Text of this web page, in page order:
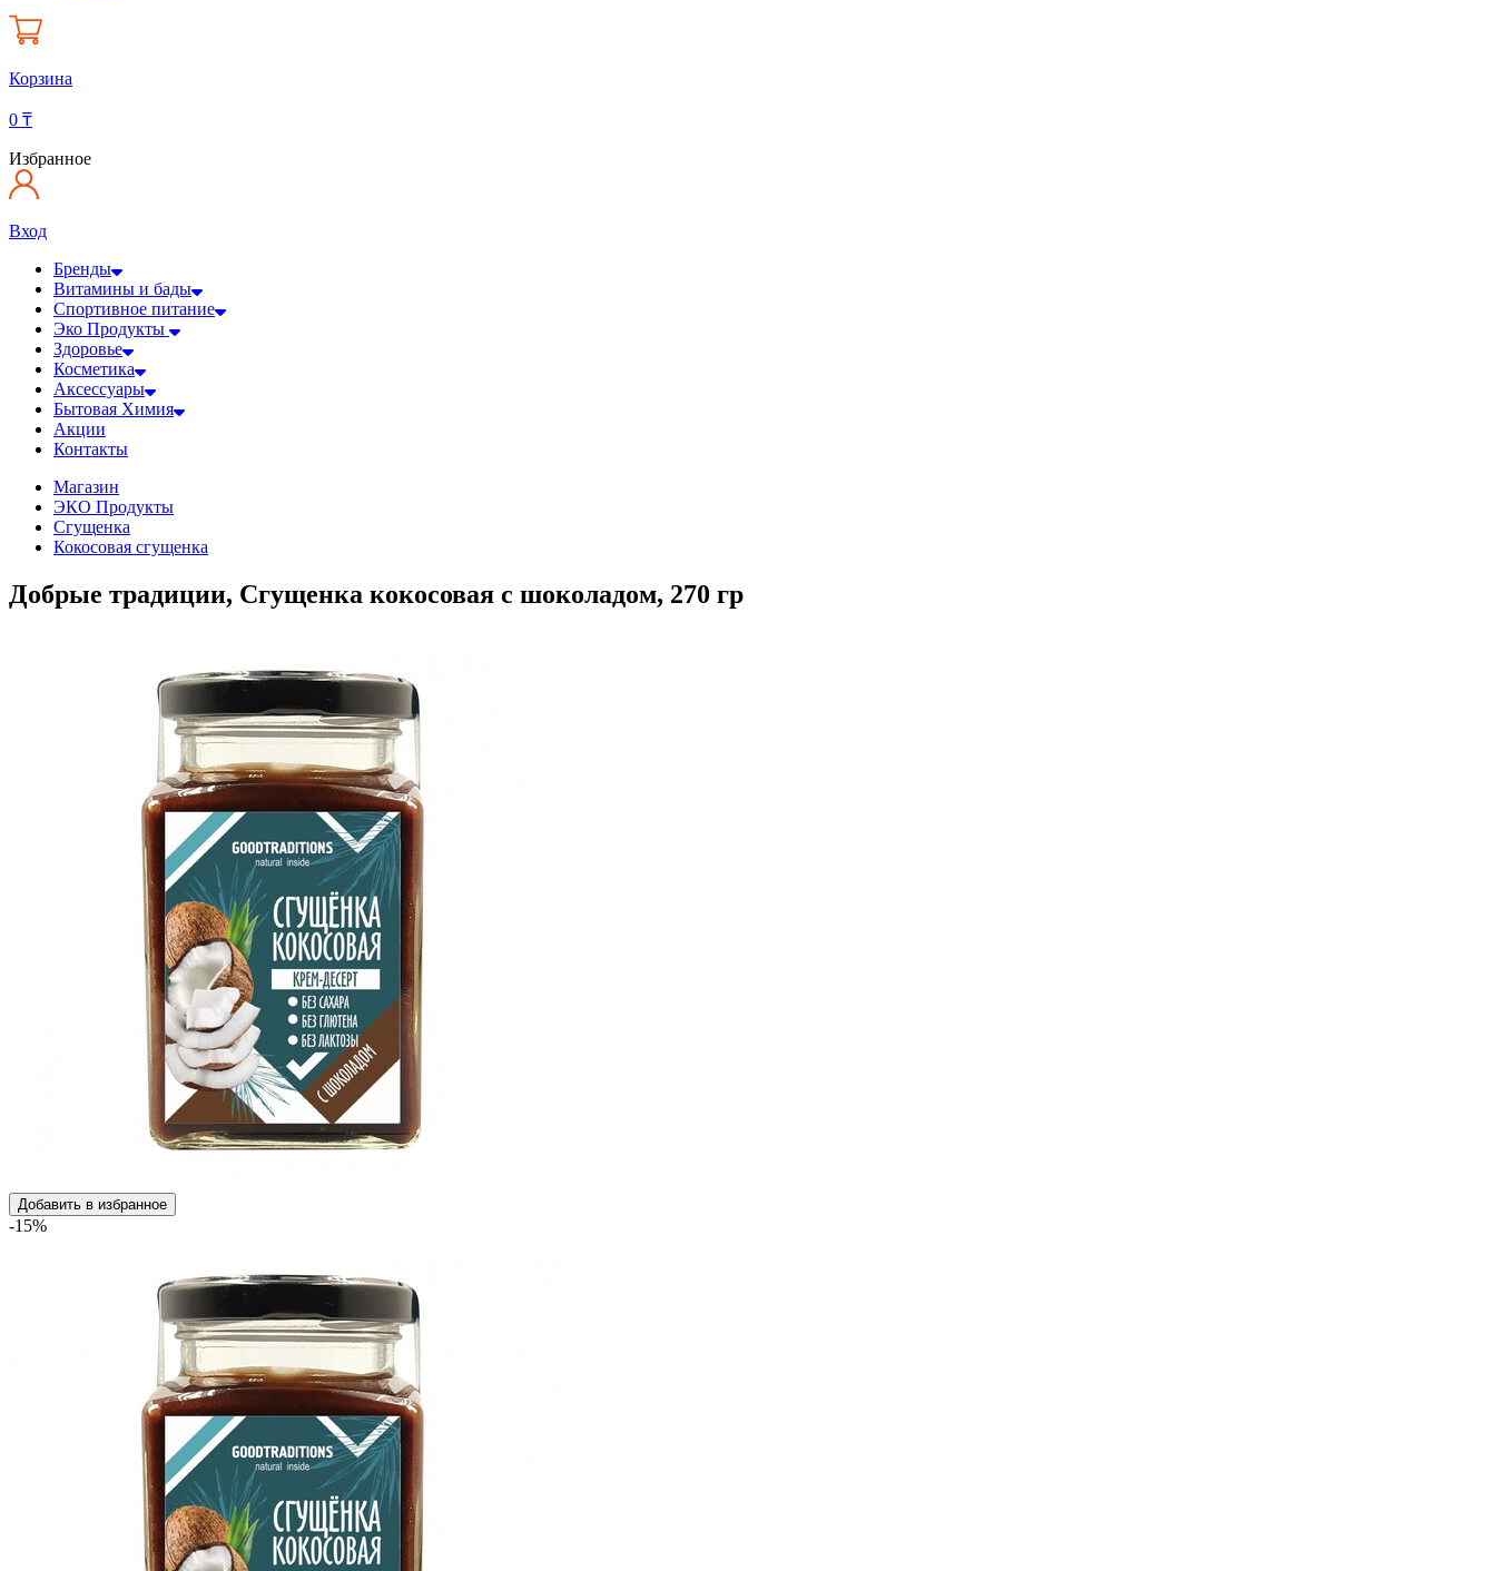
Корзина
0 ₸
Избранное
Вход
Бренды
Витамины и бады
Спортивное питание
Эко Продукты
Здоровье
Косметика
Аксессуары
Бытовая Химия
Акции
Контакты
Магазин
ЭКО Продукты
Сгущенка
Кокосовая сгущенка
Добрые традиции, Сгущенка кокосовая с шоколадом, 270 гр
Добавить в избранное
-15%